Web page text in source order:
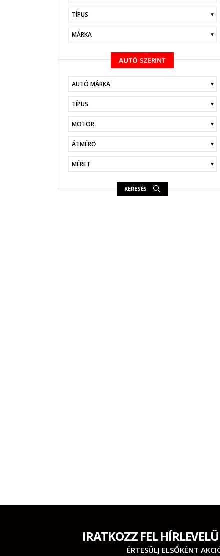
KERESÉS
AUTÓ SZERINT
KERESÉS
IRATKOZZ FEL
ÉRTESÜLJ ELSŐKÉNT